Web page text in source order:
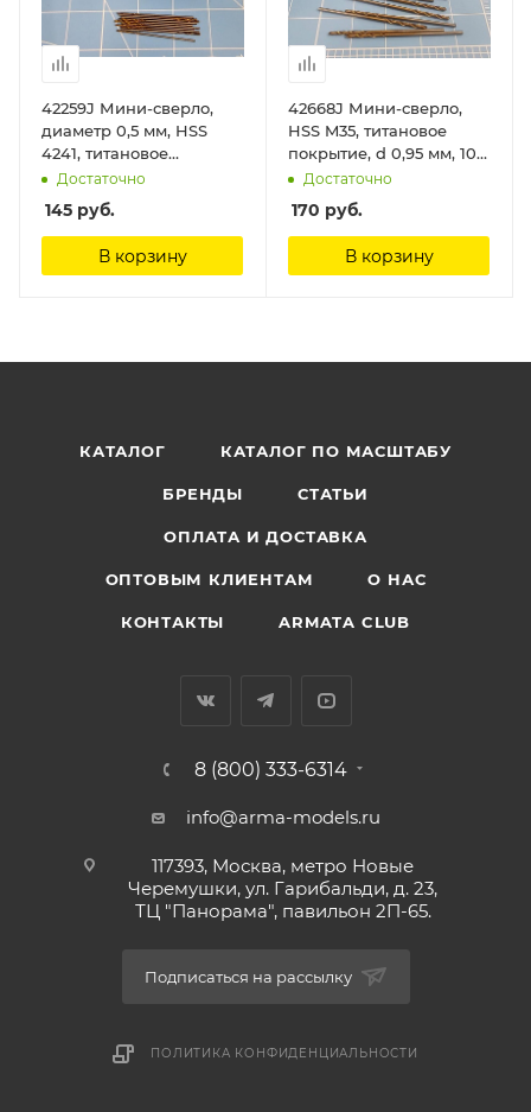
42259J Мини-сверло,
диаметр 0,5 мм, HSS
4241, титановое
покрытие, 10 шт./уп. Jas
Достаточно
145 руб.
В корзину
42668J Мини-сверло,
HSS M35, титановое
покрытие, d 0,95 мм, 10
шт. Jas
Достаточно
170 руб.
В корзину
КАТАЛОГ КАТАЛОГ ПО МАСШТАБУ
БРЕНДЫ СТАТЬИ
ОПЛАТА И ДОСТАВКА
ОПТОВЫМ КЛИЕНТАМ О НАС
КОНТАКТЫ ARMATA CLUB
8 (800) 333-6314
info@arma-models.ru
117393, Москва, метро Новые
Черемушки, ул. Гарибальди, д. 23,
ТЦ "Панорама", павильон 2П-65.
Подписаться на рассылку
ПОЛИТИКА КОНФИДЕНЦИАЛЬНОСТИ